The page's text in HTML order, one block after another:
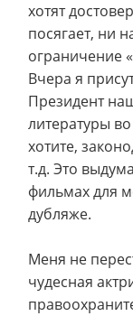
хотят
посягает, ни
ограничение
Вчера я
Президент
литературы
хотите,
т.д. Это
фильмах для
дубляже.
Меня не
чудесная